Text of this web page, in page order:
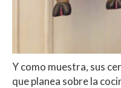
Y como muestra, sus
que planea sobre la